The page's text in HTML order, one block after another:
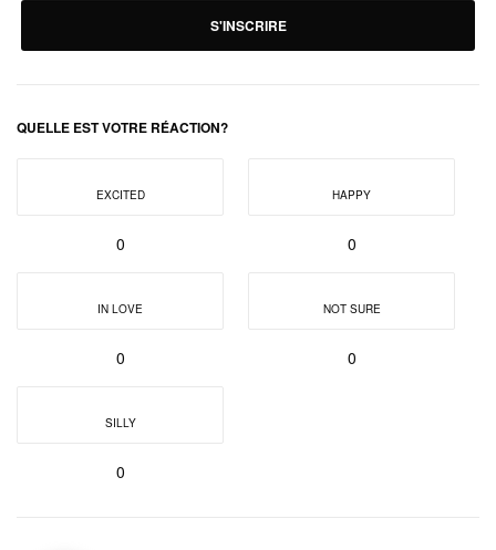
S'INSCRIRE
QUELLE EST VOTRE RÉACTION?
EXCITED
0
HAPPY
0
IN LOVE
0
NOT SURE
0
SILLY
0